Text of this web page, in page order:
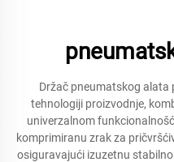
Držač pneumatskog alata
tehnologiji proizvodnje,
univerzalnom
komprimiranu zrak za
osiguravajući izuzetnu